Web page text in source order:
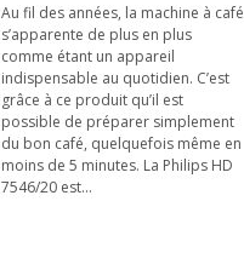
Au fil des années, la machine à café
s’apparente de plus en plus
comme étant un appareil
indispensable au quotidien. C’est
grâce à ce produit qu’il est
possible de préparer simplement
du bon café, quelquefois même en
moins de 5 minutes. La Philips HD
7546/20 est...